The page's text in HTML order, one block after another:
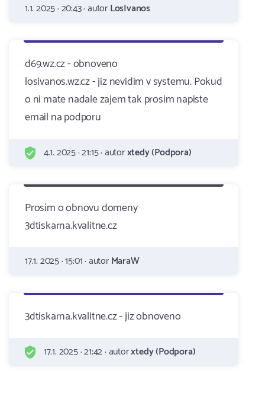
1.1. 2025 · 20:43 · autorLosIvanos
d69.wz.cz - obnoveno
losivanos.wz.cz - jiz nevidim v systemu. Pokud
o ni mate nadale zajem tak prosim napiste
email na podporu
4.1. 2025 · 21:15 · autorxtedy (Podpora)
Prosím o obnovu domeny
3dtiskarna.kvalitne.cz
17.1. 2025 · 15:01 · autorMaraW
3dtiskarna.kvalitne.cz - jiz obnoveno
17.1. 2025 · 21:42 · autorxtedy (Podpora)